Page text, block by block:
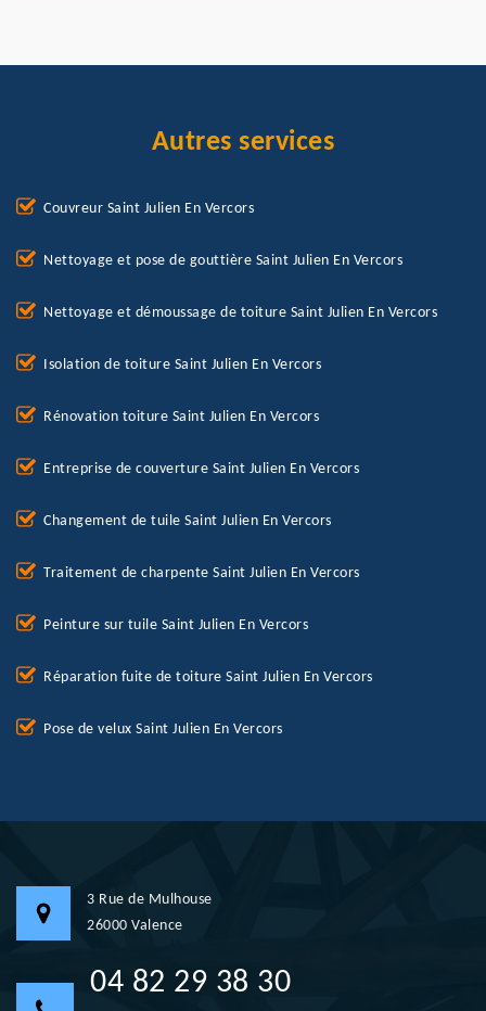
Autres services
Couvreur Saint Julien En Vercors
Nettoyage et pose de gouttière Saint Julien En Vercors
Nettoyage et démoussage de toiture Saint Julien En Vercors
Isolation de toiture Saint Julien En Vercors
Rénovation toiture Saint Julien En Vercors
Entreprise de couverture Saint Julien En Vercors
Changement de tuile Saint Julien En Vercors
Traitement de charpente Saint Julien En Vercors
Peinture sur tuile Saint Julien En Vercors
Réparation fuite de toiture Saint Julien En Vercors
Pose de velux Saint Julien En Vercors
3 Rue de Mulhouse
26000 Valence
04 82 29 38 30